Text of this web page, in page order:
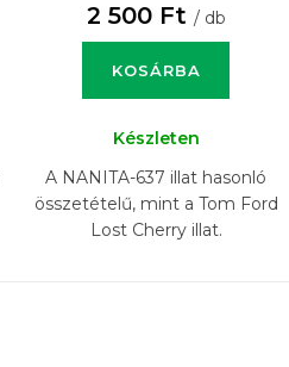
2 500 Ft / db
KOSÁRBA
Készleten
A NANITA-637 illat hasonló
összetételű, mint a Tom Ford
Lost Cherry illat.